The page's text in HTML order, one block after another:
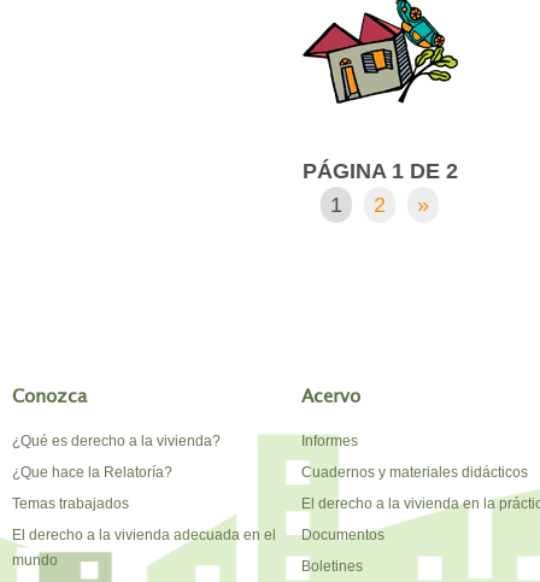
PÁGINA 1 DE 2
1
2 »
Conozca
¿Qué es derecho a la vivienda?
¿Que hace la Relatoría?
Temas trabajados
El derecho a la vivienda adecuada en el
mundo
Acervo
Informes
Cuadernos y materiales didácticos
El derecho a la vivienda en la
Documentos
Boletines